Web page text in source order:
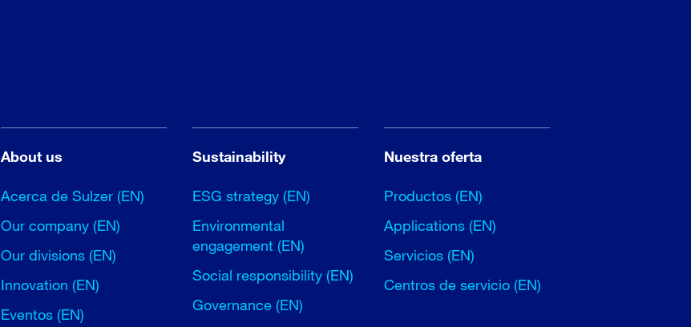
About us
Acerca de Sulzer (EN)
Our company (EN)
Our divisions (EN)
Innovation (EN)
Eventos (EN)
Sustainability
ESG strategy (EN)
Environmental
engagement (EN)
Social responsibility (EN)
Governance (EN)
Nuestra oferta
Productos (EN)
Applications (EN)
Servicios (EN)
Centros de servicio (EN)